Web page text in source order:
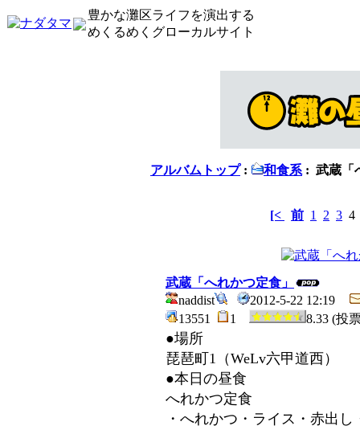
豊かな灘区ライフを演出する
めくるめくグローカルサイト
アルバムトップ: 和食系 : 武蔵「
[< 前 1 2 3
武蔵「へれかつ定食」
naddist
2012-5-22 12:19
13551
1 8.33 (投
●場所
琵琶町1（WeLv六甲道西）
●本日の昼食
へれかつ定食
・へれかつ・ライス・赤出し